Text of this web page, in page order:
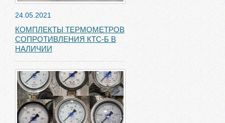
24.05.2021
КОМПЛЕКТЫ ТЕРМОМЕТРОВ
СОПРОТИВЛЕНИЯ КТС-Б В
НАЛИЧИИ